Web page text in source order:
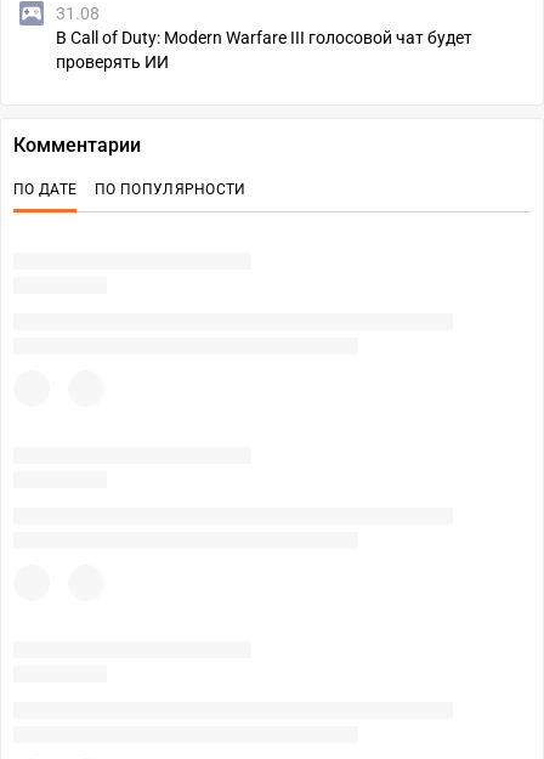
31.08
В Call of Duty: Modern Warfare III голосовой чат будет
проверять ИИ
Комментарии
ПО ДАТЕ ПО ПОПУЛЯРНОСТИ